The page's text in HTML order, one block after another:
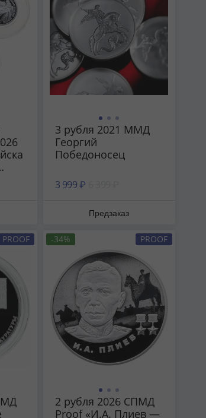
3 рубля 2021 ММД
Георгий
Победоносец
3 999 ₽
Предзаказ
PROOF -34% PROOF
2 рубля 2026 СПМД
Proof «И.А. Плиев —